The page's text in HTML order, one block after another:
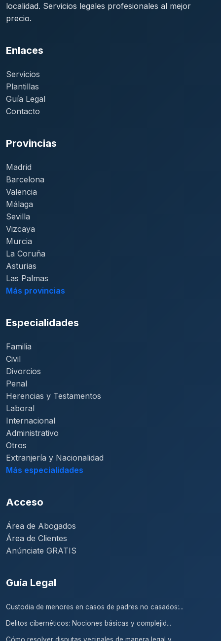
localidad. Servicios legales profesionales al mejor
precio.
Enlaces
Servicios
Plantillas
Guía Legal
Contacto
Provincias
Madrid
Barcelona
Valencia
Málaga
Sevilla
Vizcaya
Murcia
La Coruña
Asturias
Las Palmas
Más provincias
Especialidades
Familia
Civil
Divorcios
Penal
Herencias y Testamentos
Laboral
Internacional
Administrativo
Otros
Extranjería y Nacionalidad
Más especialidades
Acceso
Área de Abogados
Área de Clientes
Anúnciate GRATIS
Guía Legal
Custodia de menores en casos de padres no casados:...
Delitos cibernéticos: Nociones básicas y complejid...